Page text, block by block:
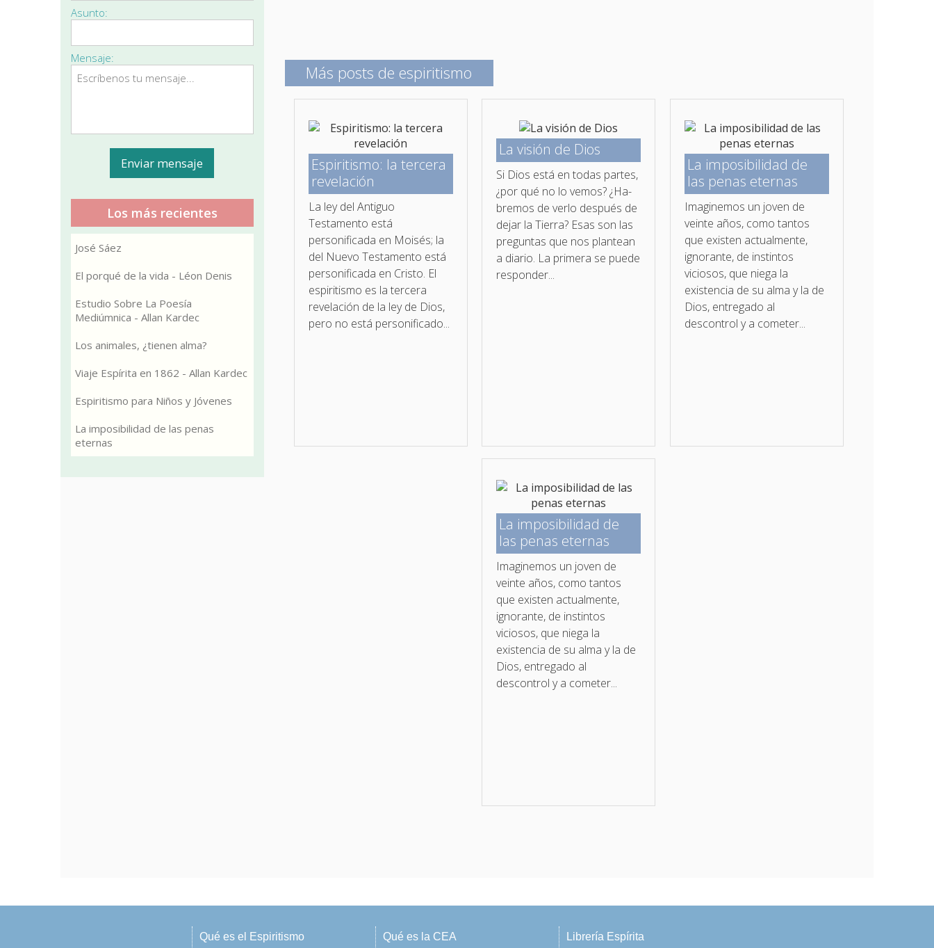
Más posts de espiritismo
Espiritismo: la tercera
revelación
La ley del Antiguo
Testamento está
personificada en Moisés; la
del Nuevo Testamento está
personificada en Cristo. El
espiritismo es la tercera
revelación de la ley de Dios,
pero no está personificado...
La visión de Dios
Si Dios está en todas partes,
¿por qué no lo vemos? ¿Ha­
bremos de verlo después de
dejar la Tierra? Esas son las
preguntas que nos plantean
a diario. La primera se puede
responder...
La imposibilidad de
las penas eternas
Imaginemos un joven de
veinte años, como tantos
que existen actualmente,
ignorante, de instintos
viciosos, que niega la
existencia de su alma y la de
Dios, entregado al
descontrol y a cometer...
La imposibilidad de
las penas eternas
Imaginemos un joven de
veinte años, como tantos
que existen actualmente,
ignorante, de instintos
viciosos, que niega la
existencia de su alma y la de
Dios, entregado al
descontrol y a cometer...
Asunto:
Mensaje:
Los más recientes
José Sáez
El porqué de la vida - Léon Denis
Estudio Sobre La Poesía
Mediúmnica - Allan Kardec
Los animales, ¿tienen alma?
Viaje Espírita en 1862 - Allan Kardec
Espiritismo para Niños y Jóvenes
La imposibilidad de las penas
eternas
Qué es el Espiritismo Qué es la CEA Librería Espírita